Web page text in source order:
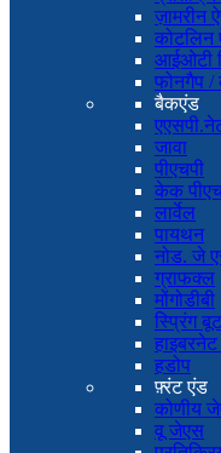
ज़ामरीन
कोटलिन
आईओटी
फोनगैप /
बैकएंड
जावा
पीएचपी
केक
लार्वेल
पायथन
नोड. जे
ग्राफक्ल
मोंगोडीबी
स्प्रिंग
हाइबरनेट
हडोप
फ़्रंट एंड
कोणीय
वू जेएस